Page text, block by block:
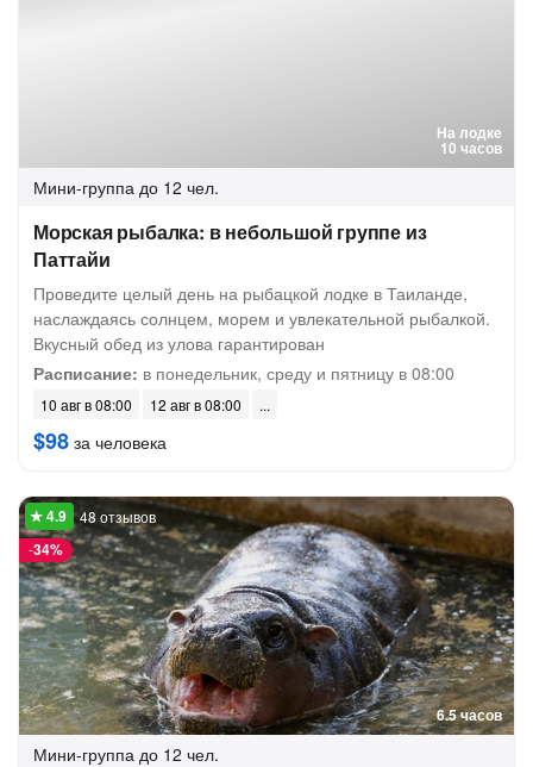
На лодке
10 часов
Мини-группа до 12 чел.
Морская рыбалка: в небольшой группе из
Паттайи
Проведите целый день на рыбацкой лодке в Таиланде,
наслаждаясь солнцем, морем и увлекательной рыбалкой.
Вкусный обед из улова гарантирован
Расписание: в понедельник, среду и пятницу в 08:00
10 авг в 08:00 12 авг в 08:00
$98 за человека
6.5 часов
-34%
48 отзывов
Мини-группа до 12 чел.